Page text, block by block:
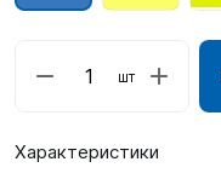
шт
Характеристики